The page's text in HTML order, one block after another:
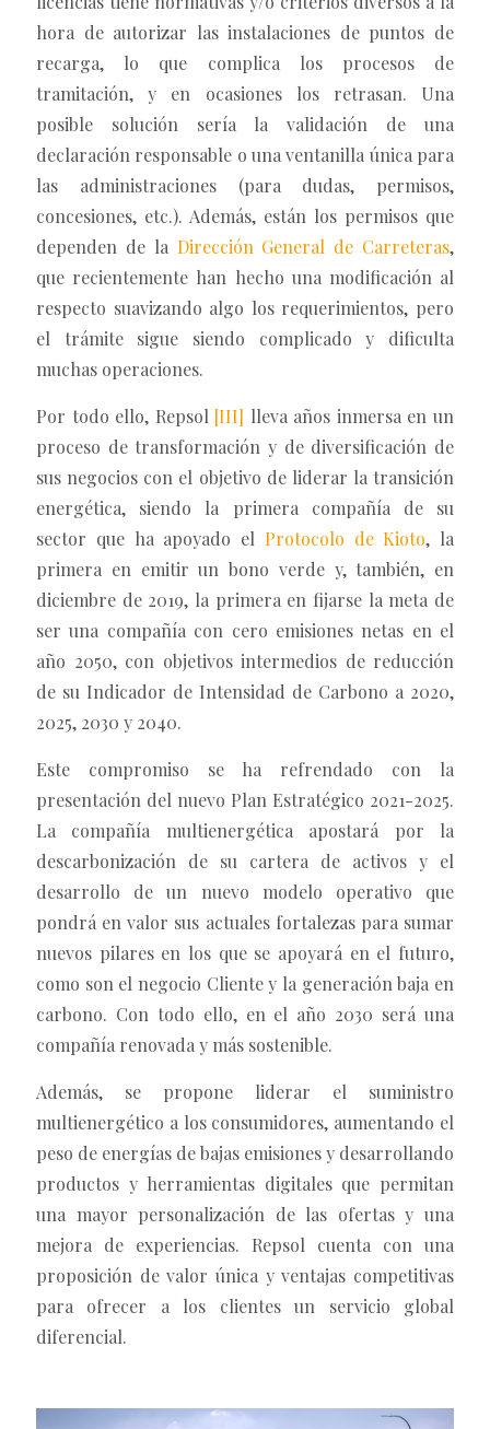
hora de autorizar las instalaciones de puntos de
recarga, lo que complica los procesos de
tramitación, y en ocasiones los retrasan. Una
posible solución sería la validación de una
declaración responsable o una ventanilla única para
las administraciones (para dudas, permisos,
concesiones, etc.). Además, están los permisos que
dependen de la Dirección General de Carreteras,
que recientemente han hecho una modificación al
respecto suavizando algo los requerimientos, pero
el trámite sigue siendo complicado y dificulta
muchas operaciones.
Por todo ello, Repsol [III] lleva años inmersa en un
proceso de transformación y de diversificación de
sus negocios con el objetivo de liderar la transición
energética, siendo la primera compañía de su
sector que ha apoyado el Protocolo de Kioto, la
primera en emitir un bono verde y, también, en
diciembre de 2019, la primera en fijarse la meta de
ser una compañía con cero emisiones netas en el
año 2050, con objetivos intermedios de reducción
de su Indicador de Intensidad de Carbono a 2020,
2025, 2030 y 2040.
Este compromiso se ha refrendado con la
presentación del nuevo Plan Estratégico 2021-2025.
La compañía multienergética apostará por la
descarbonización de su cartera de activos y el
desarrollo de un nuevo modelo operativo que
pondrá en valor sus actuales fortalezas para sumar
nuevos pilares en los que se apoyará en el futuro,
como son el negocio Cliente y la generación baja en
carbono. Con todo ello, en el año 2030 será una
compañía renovada y más sostenible.
Además, se propone liderar el suministro
multienergético a los consumidores, aumentando el
peso de energías de bajas emisiones y desarrollando
productos y herramientas digitales que permitan
una mayor personalización de las ofertas y una
mejora de experiencias. Repsol cuenta con una
proposición de valor única y ventajas competitivas
para ofrecer a los clientes un servicio global
diferencial.